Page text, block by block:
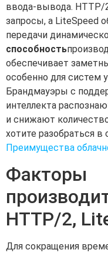
ввода-вывода. HTTP/
запросы, а LiteSpeed
передачи
способность
обеспечивает
особенно для систем
Брандмауэры с
интеллекта
и снижают
хотите разобраться
Преимущества
Факторы
HTTP/2,
Для сокращения